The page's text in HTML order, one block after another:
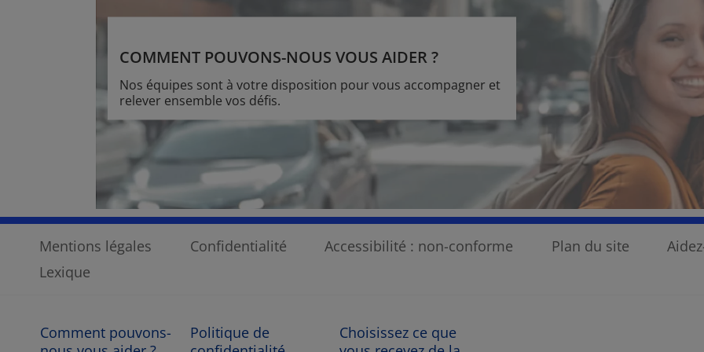
COMMENT POUVONS-NOUS VOUS AIDER ?
Nos équipes sont à votre disposition pour vous accompagner et
relever ensemble vos défis.
Mentions légales Confidentialité Accessibilité : non-conforme Plan du site
Lexique
Comment pouvons-
Politique de
Choisissez ce que